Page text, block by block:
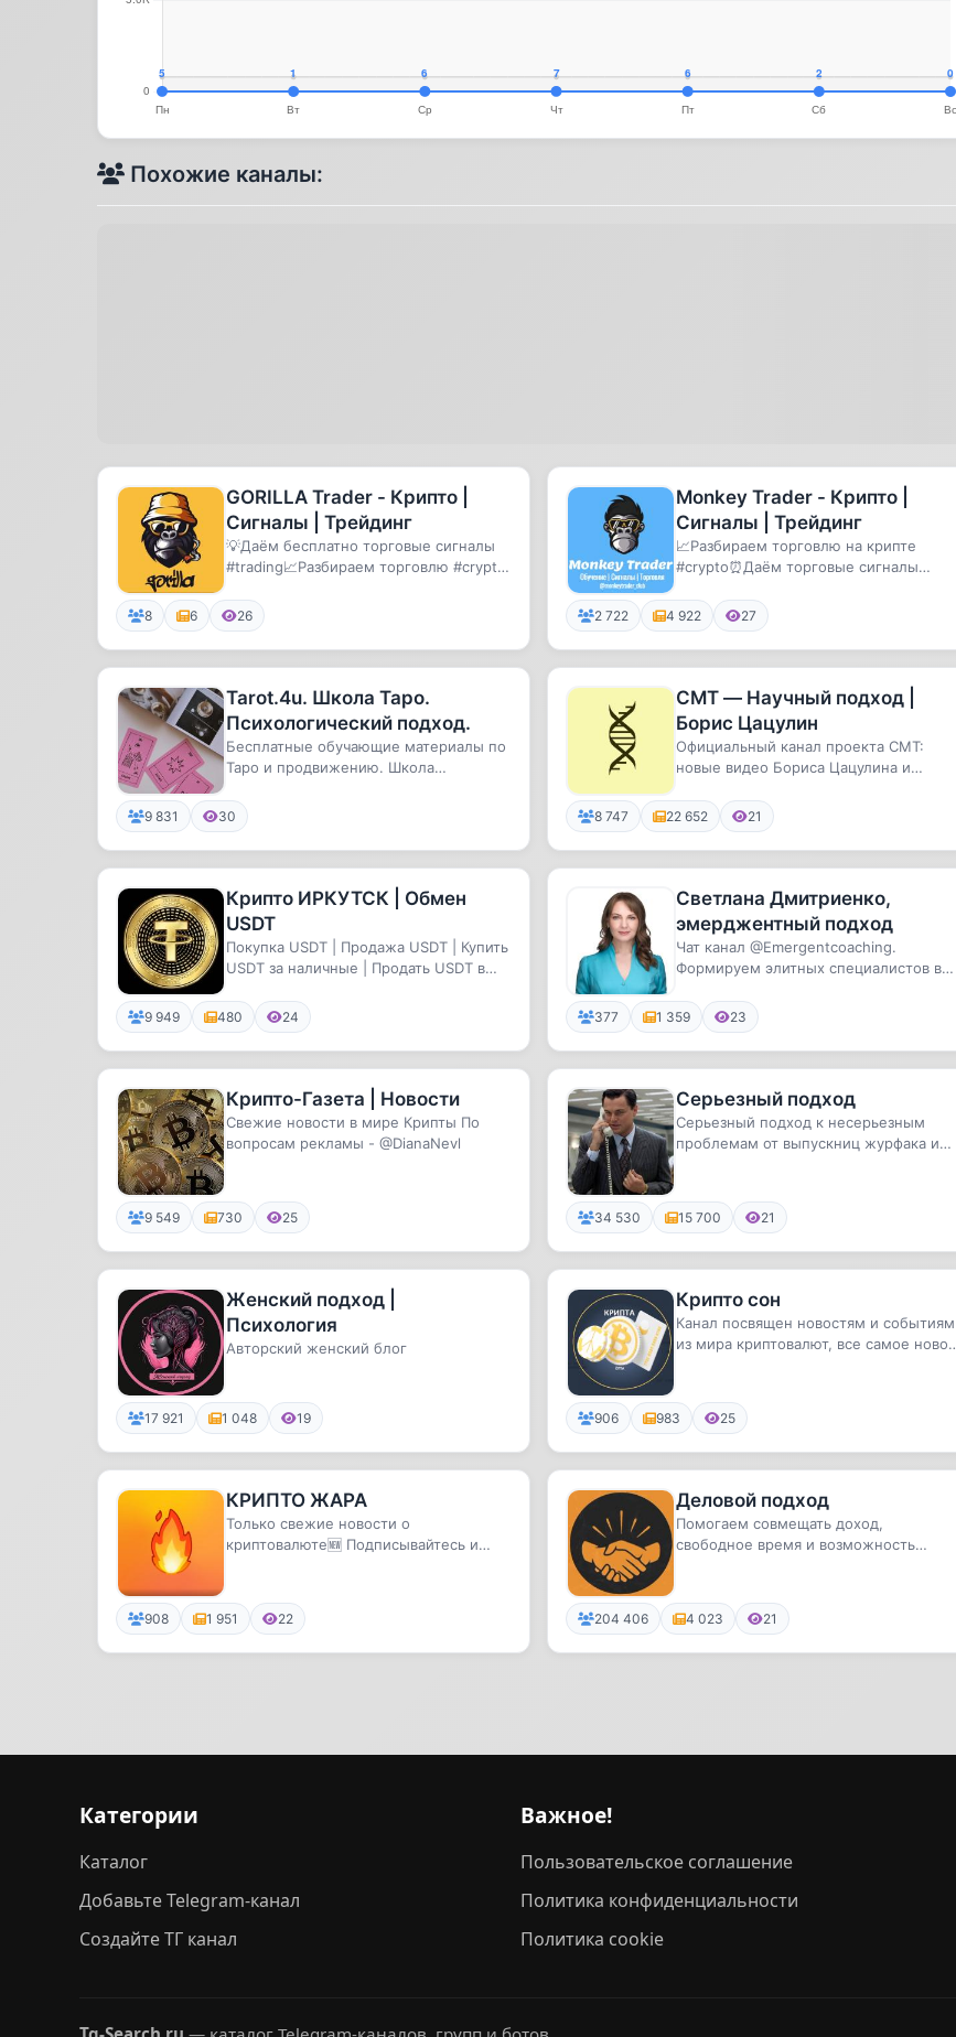
Похожие каналы:
GORILLA Trader - Крипто |
Сигналы | Трейдинг
💡Даём бесплатно торговые сигналы
#trading📈Разбираем торговлю #crypto
8 6 26
Monkey Trader - Крипто |
Сигналы | Трейдинг
📈Разбираем торговлю на крипте
#crypto⏰Даём торговые сигналы
@monkeytra...
2 722 4 922 27
Tarot.4u. Школа Таро.
Психологический подход.
Бесплатные обучающие материалы по
Таро и продвижению. Школа
Мин...
9 831 30
СМТ — Научный подход |
Борис Цацулин
Официальный канал проекта СМТ:
новые видео Бориса Цацулина и
8 747 22 652 21
Крипто ИРКУТСК | Обмен
USDT
Покупка USDT | Продажа USDT | Купить
USDT за наличные | Продать USDT в
9 949 480 24
Светлана Дмитриенко,
эмерджентный подход
Чат канал @Emergentcoaching.
Формируем элитных специалистов в
377 1 359 23
Крипто-Газета | Новости
Свежие новости в мире Крипты По
вопросам рекламы - @DianaNevl
9 549 730 25
Серьезный подход
Серьезный подход к несерьезным
проблемам от выпускниц журфака и
34 530 15 700 21
Женский подход |
Психология
Авторский женский блог
17 921 1 048 19
Крипто сон
Канал посвящен новостям и событиям
из мира криптовалют, все самое новое
906 983 25
КРИПТО ЖАРА
Только свежие новости о
криптовалюте🆕 Подписывайтесь и
908 1 951 22
Деловой подход
Помогаем совмещать доход,
свободное время и возможность
204 406 4 023 21
Категории
Каталог
Добавьте Telegram-канал
Создайте ТГ канал
Важное!
Пользовательское соглашение
Политика конфиденциальности
Политика cookie